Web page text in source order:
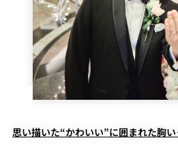
思い描いた“かわいい”に囲まれた胸